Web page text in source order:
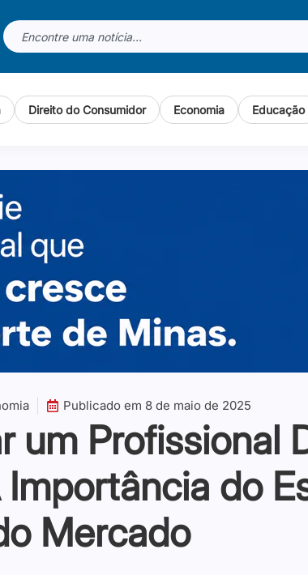
Direito do Consumidor Economia Educação
Publicado em 8 de maio de 2025
um Profissional
do
Mercado